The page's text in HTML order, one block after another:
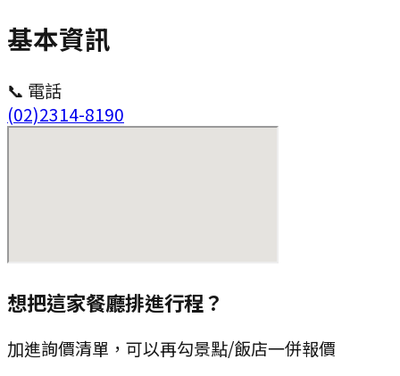
基本資訊
📞 電話
(02)2314-8190
想把這家餐廳排進行程？
加進詢價清單，可以再勾景點/飯店一併報價